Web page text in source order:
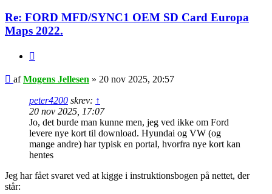
Re: FORD MFD/SYNC1 OEM SD Card Europa
Maps 2022.
Indlæg
afMogens Jellesen » 20 nov 2025, 20:57
peter4200 skrev: ↑
20 nov 2025, 17:07
Jo, det burde man kunne men, jeg ved ikke om Ford
levere nye kort til download. Hyundai og VW (og
mange andre) har typisk en portal, hvorfra nye kort kan
hentes
Jeg har fået svaret ved at kigge i instruktionsbogen på nettet, der
står: